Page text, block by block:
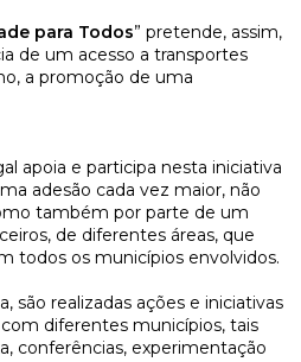
para Todos” pretende, assim,
de um acesso a transportes
a promoção de uma
apoia e participa nesta iniciativa
adesão cada vez maior, não
também por parte de um
de diferentes áreas, que
todos os municípios envolvidos.
são realizadas ações e iniciativas
diferentes municípios, tais
conferências, experimentação